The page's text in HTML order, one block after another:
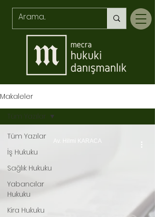
Makaleler
Tüm Yazılar
İş Hukuku
Sağlık Hukuku
Yabancılar
Hukuku
Kira Hukuku
Tüm Yazılar
Av. Hilmi KARACA